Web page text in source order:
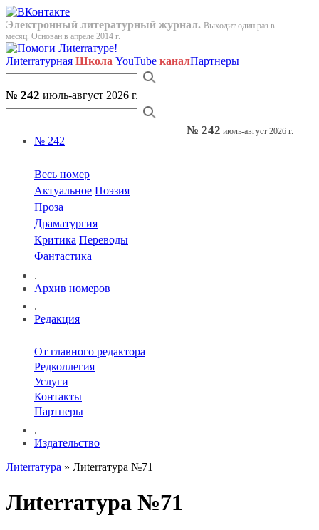
Электронный литературный журнал. Выходит один раз в
месяц. Основан в апреле 2014 г.
Лиterraтурная Школа YouTube каналПартнеры
№ 242 июль-август 2026 г.
№ 242
Весь номер
Актуальное Поэзия
Проза
Драматургия
Критика Переводы
Фантастика
.
Архив номеров
.
Редакция
От главного редактора
Редколлегия
Услуги
Контакты
Партнеры
.
Издательство
№ 242 июль-август 2026 г.
Лиterraтура » Лиterraтура №71
Лиterraтура №71